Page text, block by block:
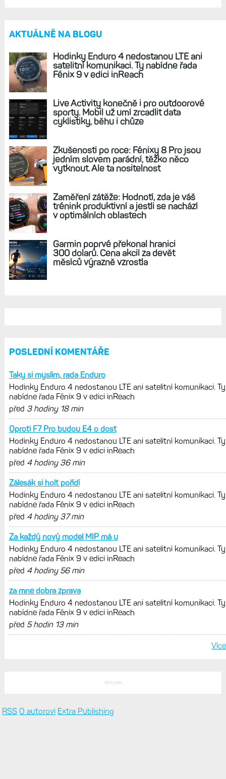
Recenze: Hodinky Epix Pro 51 mm jsou prostě
velké a mají obří výdrž. Taková Endura
s displejem AMOLED
REKLAMA
AKTUÁLNĚ NA BLOGU
Hodinky Enduro 4 nedostanou LTE ani
satelitní komunikaci. Ty nabídne řada
Fénix 9 v edici inReach
Live Activity konečně i pro outdoorové
sporty. Mobil už umí zrcadlit data
cyklistiky, běhu i chůze
Zkušenosti po roce: Fénixy 8 Pro jsou
jedním slovem parádní, těžko něco
vytknout. Ale ta nositelnost
Zaměření zátěže: Hodnotí, zda je váš
trénink produktivní a jestli se nachází
v optimálních oblastech